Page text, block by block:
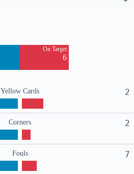
On Target
6
Yellow Cards 2
Corners 2
Fouls 7